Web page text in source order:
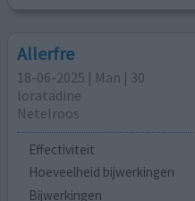
Allerfre
18-06-2025 | Man | 30
loratadine
Netelroos
Effectiviteit
Hoeveelheid bijwerkingen
Bijwerkingen